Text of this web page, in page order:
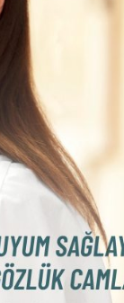
sebep olup
ve her yerde
rahatsızlıktan
ile uğraşan veya
konforlu
sporlarından keyif
hayatının
Haziran 2025